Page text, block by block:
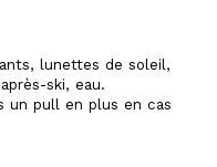
lunettes de soleil,
ski, eau.
un pull en plus en cas